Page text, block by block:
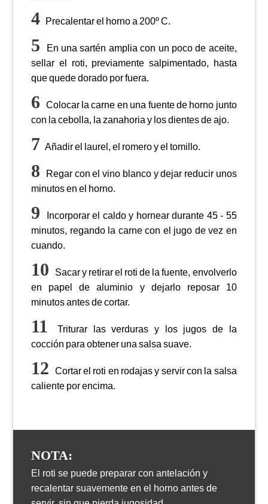
Precalentar el horno a 200º C.
En una sartén amplia con un poco de aceite,
sellar el roti, previamente salpimentado, hasta
que quede dorado por fuera.
Colocar la carne en una fuente de horno junto
con la cebolla, la zanahoria y los dientes de ajo.
Añadir el laurel, el romero y el tomillo.
Regar con el vino blanco y dejar reducir unos
minutos en el horno.
Incorporar el caldo y hornear durante 45 - 55
minutos, regando la carne con el jugo de vez en
cuando.
Sacar y retirar el roti de la fuente, envolverlo
en papel de aluminio y dejarlo reposar 10
minutos antes de cortar.
Triturar las verduras y los jugos de la
cocción para obtener una salsa suave.
Cortar el roti en rodajas y servir con la salsa
caliente por encima.
NOTA:
El roti se puede preparar con antelación y
recalentar suavemente en el horno antes de